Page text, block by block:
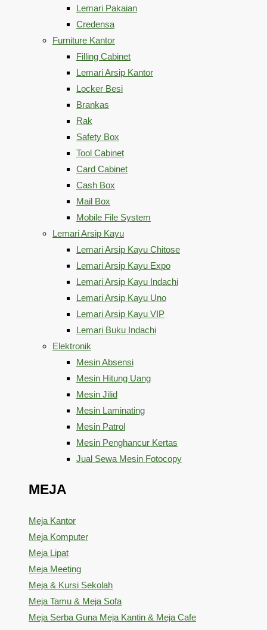
Lemari Pakaian
Credensa
Furniture Kantor
Filling Cabinet
Lemari Arsip Kantor
Locker Besi
Brankas
Rak
Safety Box
Tool Cabinet
Card Cabinet
Cash Box
Mail Box
Mobile File System
Lemari Arsip Kayu
Lemari Arsip Kayu Chitose
Lemari Arsip Kayu Expo
Lemari Arsip Kayu Indachi
Lemari Arsip Kayu Uno
Lemari Arsip Kayu VIP
Lemari Buku Indachi
Elektronik
Mesin Absensi
Mesin Hitung Uang
Mesin Jilid
Mesin Laminating
Mesin Patrol
Mesin Penghancur Kertas
Jual Sewa Mesin Fotocopy
MEJA
Meja Kantor
Meja Komputer
Meja Lipat
Meja Meeting
Meja & Kursi Sekolah
Meja Tamu & Meja Sofa
Meja Serba Guna Meja Kantin & Meja Cafe